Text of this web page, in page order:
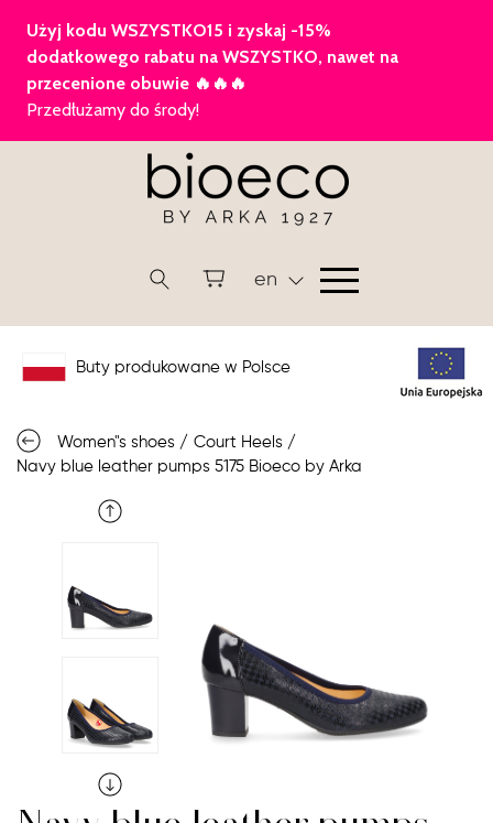
en
Buty produkowane w Polsce
Women"s shoes / Court Heels /
Navy blue leather pumps 5175 Bioeco by Arka